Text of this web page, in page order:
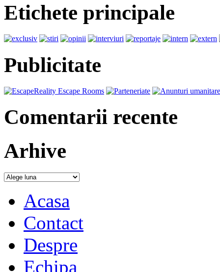
Etichete principale
Publicitate
Comentarii recente
Arhive
Acasa
Contact
Despre
Echipa